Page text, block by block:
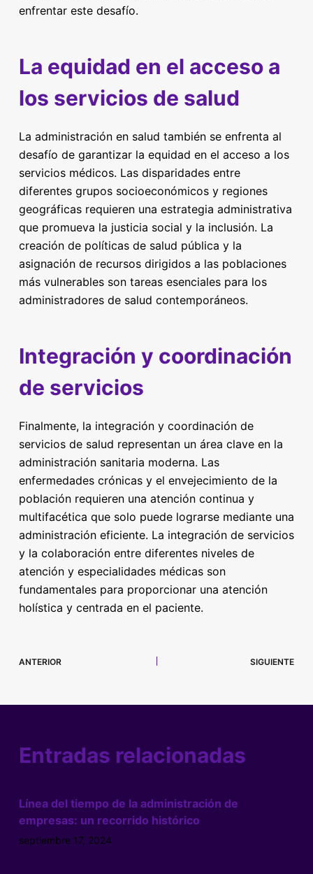
enfrentar este desafío.
La equidad en el acceso a
los servicios de salud
La administración en salud también se enfrenta al
desafío de garantizar la equidad en el acceso a los
servicios médicos. Las disparidades entre
diferentes grupos socioeconómicos y regiones
geográficas requieren una estrategia administrativa
que promueva la justicia social y la inclusión. La
creación de políticas de salud pública y la
asignación de recursos dirigidos a las poblaciones
más vulnerables son tareas esenciales para los
administradores de salud contemporáneos.
Integración y coordinación
de servicios
Finalmente, la integración y coordinación de
servicios de salud representan un área clave en la
administración sanitaria moderna. Las
enfermedades crónicas y el envejecimiento de la
población requieren una atención continua y
multifacética que solo puede lograrse mediante una
administración eficiente. La integración de servicios
y la colaboración entre diferentes niveles de
atención y especialidades médicas son
fundamentales para proporcionar una atención
holística y centrada en el paciente.
ANTERIOR SIGUIENTE
Entradas relacionadas
Línea del tiempo de la administración de
empresas: un recorrido histórico
septiembre 17, 2024